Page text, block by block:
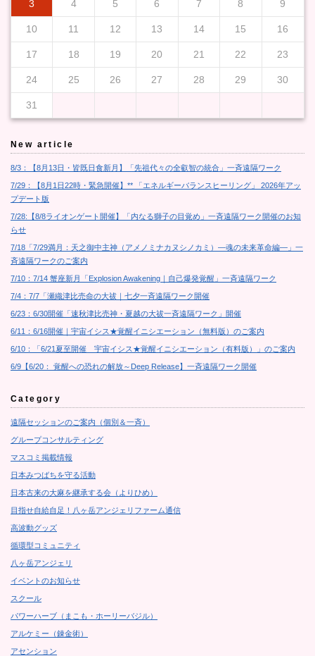
3 4 5 6 7 8 9
10 11 12 13 14 15 16
17 18 19 20 21 22 23
24 25 26 27 28 29 30
31
New article
8/3：【8月13日・皆既日食新月】「先祖代々の全叡智の統合」一斉遠隔ワーク
7/29：【8月1日22時・緊急開催】** 「エネルギーバランスヒーリング」 2026年アッ
プデート版
7/28:【8/8ライオンゲート開催】「内なる獅子の目覚め」一斉遠隔ワーク開催のお知
らせ
7/18「7/29満月：天之御中主神（アメノミナカヌシノカミ）―魂の未来革命編―」一
斉遠隔ワークのご案内
7/10：7/14 蟹座新月「Explosion Awakening｜自己爆発覚醒」一斉遠隔ワーク
7/4：7/7「瀬織津比売命の大祓｜七夕一斉遠隔ワーク開催
6/23：6/30開催「速秋津比売神・夏越の大祓一斉遠隔ワーク」開催
6/11：6/16開催｜宇宙イシス★覚醒イニシエーション（無料版）のご案内
6/10：「6/21夏至開催 宇宙イシス★覚醒イニシエーション（有料版）」のご案内
6/9【6/20： 覚醒への恐れの解放～Deep Release】一斉遠隔ワーク開催
Category
遠隔セッションのご案内（個別＆一斉）
グループコンサルティング
マスコミ掲載情報
日本みつばちを守る活動
日本古来の大麻を継承する会（よりひめ）
目指せ自給自足！八ヶ岳アンジェリファーム通信
高波動グッズ
循環型コミュニティ
八ヶ岳アンジェリ
イベントのお知らせ
スクール
パワーハーブ（まこも・ホーリーバジル）
アルケミー（錬金術）
アセンション